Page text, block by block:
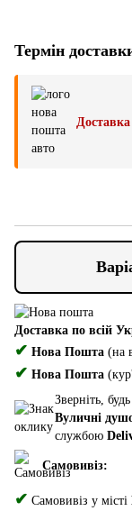
Термін
Доставка
Доставка по всій
✔ Нова Пошта (на
✔ Нова Пошта
Зверніть,
Вуличні
службою
Самовивіз:
✔ Самовивіз у місті